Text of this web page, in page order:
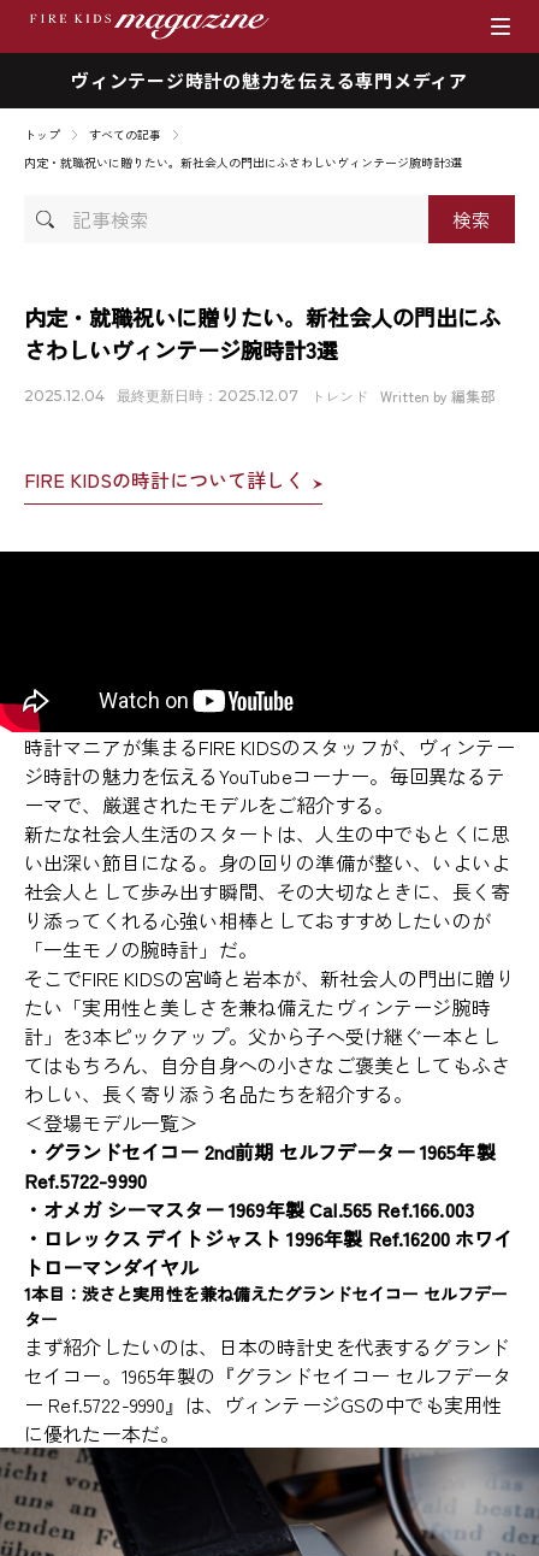
ヴィンテージ時計の魅力を伝える専門メディア
ブランド
商品一覧
時計を売りたい方へ
店舗情報
採用情報
トップ
すべての記事
内定・就職祝いに贈りたい。新社会人の門出にふさわしいヴィンテージ腕時計3選
記
内定・就職祝いに贈りたい。新社会人の門出にふ
さわしいヴィンテージ腕時計3選
2025.12.04 最終更新日時：2025.12.07 トレンド Written by 編集部
FIRE KIDSの時計について詳しく
時計マニアが集まるFIRE KIDSのスタッフが、ヴィンテー
ジ時計の魅力を伝えるYouTubeコーナー。毎回異なるテ
ーマで、厳選されたモデルをご紹介する。
新たな社会人生活のスタートは、人生の中でもとくに思
い出深い節目になる。身の回りの準備が整い、いよいよ
社会人として歩み出す瞬間、その大切なときに、長く寄
り添ってくれる心強い相棒としておすすめしたいのが
「一生モノの腕時計」だ。
そこでFIRE KIDSの宮崎と岩本が、新社会人の門出に贈り
たい「実用性と美しさを兼ね備えたヴィンテージ腕時
計」を3本ピックアップ。父から子へ受け継ぐ一本とし
てはもちろん、自分自身への小さなご褒美としてもふさ
わしい、長く寄り添う名品たちを紹介する。
＜登場モデル一覧＞
・グランドセイコー 2nd前期 セルフデーター 1965年製
Ref.5722-9990
・オメガ シーマスター 1969年製 Cal.565 Ref.166.003
・ロレックス デイトジャスト 1996年製 Ref.16200 ホワイ
トローマンダイヤル
1本目：渋さと実用性を兼ね備えたグランドセイコー セルフデー
ター
まず紹介したいのは、日本の時計史を代表するグランド
セイコー。1965年製の『グランドセイコー セルフデータ
ー Ref.5722-9990』は、ヴィンテージGSの中でも実用性
に優れた一本だ。